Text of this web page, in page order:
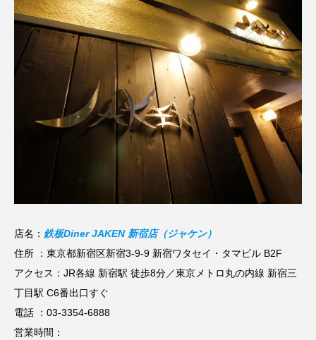
店名： 鉄板Diner JAKEN 新宿店（ジャケン）
住所 ：東京都新宿区新宿3-9-9 新宿ワタセイ・タマビル B2F
アクセス：JR各線 新宿駅 徒歩8分／東京メトロ丸の内線 新宿三
丁目駅 C6番出口すぐ
電話 ：03-3354-6888
営業時間：